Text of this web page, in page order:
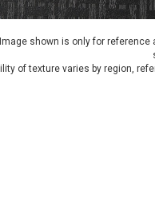
shown is only for reference
of texture varies by region,